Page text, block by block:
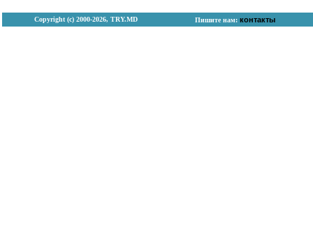
Copyright (с) 2000-2026, TRY.MD Пишите нам: контакты